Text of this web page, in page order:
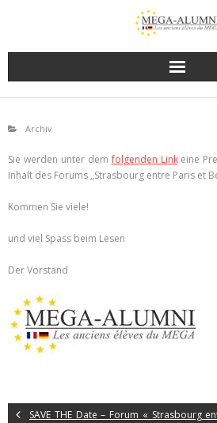
Archiv
Sie werden unter demfolgenden Linkeine
Inhalt des Forums „Strasbourg entre Paris et
Kommen Sie viele!
und viel Spass beim Lesen
Der Vorstand
SAVE THE Date – Forum « Strasbourg